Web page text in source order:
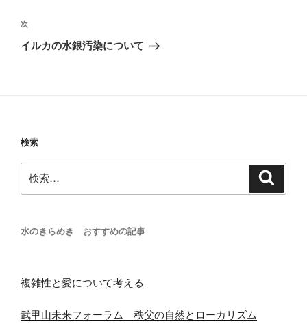
ビ
ゲ
稿
次
の
次
イルカの水銀汚染について
検索
索:
水のきらめき おすすめの記事
複雑性と愛について考える
武甲山未来フォーラム 秩父の自然とローカリズム